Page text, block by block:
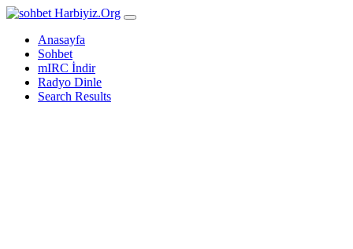
Harbiyiz.Org
Anasayfa
Sohbet
mIRC İndir
Radyo Dinle
Search Results